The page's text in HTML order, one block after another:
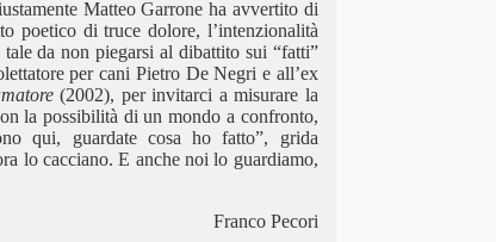
Matteo Garrone ha avvertito di
poetico di truce dolore, l’intenzionalità
da non piegarsi al dibattito sui “fatti”
per cani Pietro De Negri e all’ex
(2002), per invitarci a misurare la
la possibilità di un mondo a confronto,
qui, guardate cosa ho fatto”, grida
lo cacciano. E anche noi lo guardiamo,
Franco Pecori